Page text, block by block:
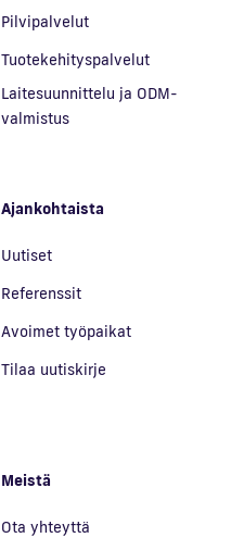
Pilvipalvelut
Tuotekehityspalvelut
Laitesuunnittelu ja ODM-
valmistus
Ajankohtaista
Uutiset
Referenssit
Avoimet työpaikat
Tilaa uutiskirje
Meistä
Ota yhteyttä